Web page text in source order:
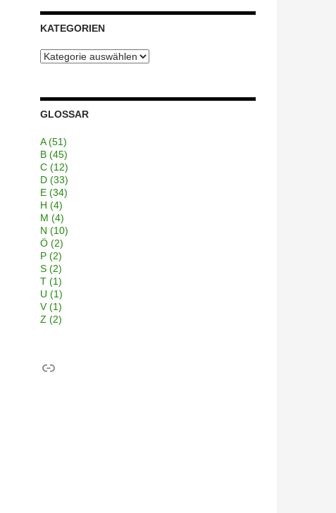
KATEGORIEN
Kategorien
GLOSSAR
A(51)
B (45)
C (12)
D (33)
E (34)
H (4)
M (4)
N (10)
Ö (2)
P (2)
S (2)
T (1)
U (1)
V(1)
Z (2)
Link